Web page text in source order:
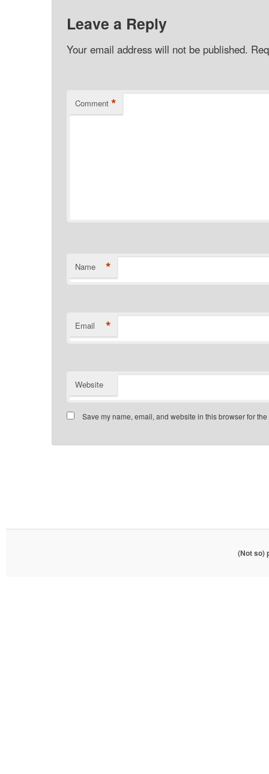
Leave a Reply
Your email address will not be published.
Comment *
Name *
Email *
Website
Save my name, email, and website in this browser for
(Not so)